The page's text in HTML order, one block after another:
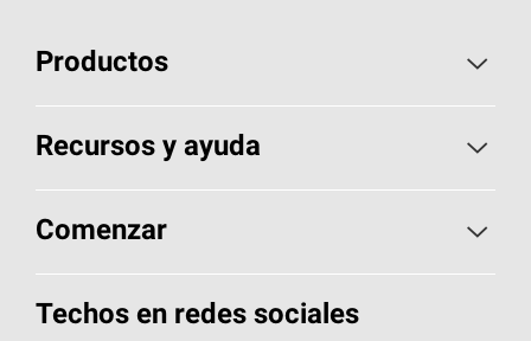
Productos
Elija sus tejas
Encuentre un contratista
Componentes para techos
Recursos y ayuda
Aspectos básicos sobre techos
Herramientas de diseño y color
Comenzar
Llame al 1-800-GET-PINK®
Techos en redes sociales